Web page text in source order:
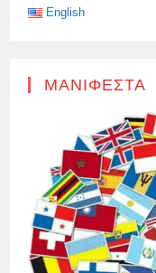
English
ΜΑΝΙΦΈΣΤΑ